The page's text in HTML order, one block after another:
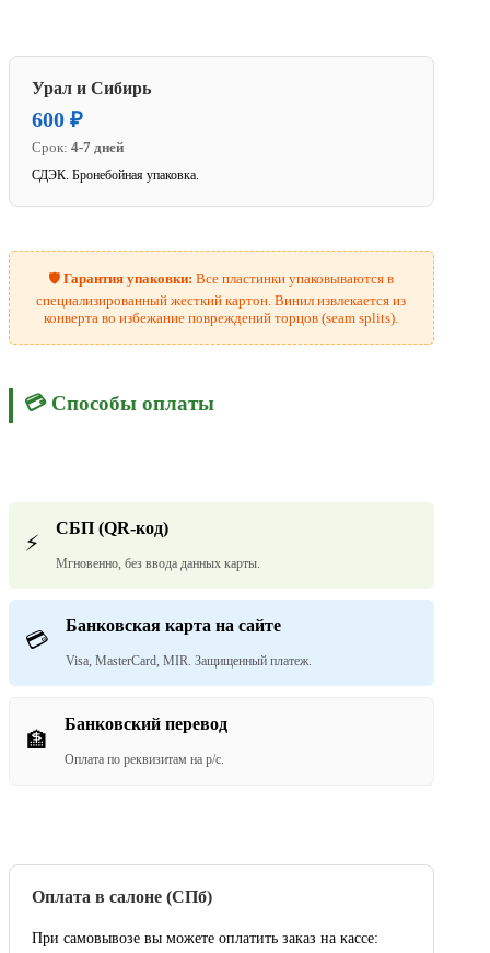
Урал и Сибирь
600 ₽
Срок: 4-7 дней
СДЭК. Бронебойная упаковка.
🛡️Гарантия упаковки: Все пластинки упаковываются в
специализированный жесткий картон. Винил извлекается из
конверта во избежание повреждений торцов (seam splits).
💳 Способы оплаты
⚡
СБП (QR-код)
Мгновенно, без ввода данных карты.
💳
Банковская карта на сайте
Visa, MasterCard, MIR. Защищенный платеж.
🏦
Банковский перевод
Оплата по реквизитам на р/с.
Оплата в салоне (СПб)
При самовывозе вы можете оплатить заказ на кассе: